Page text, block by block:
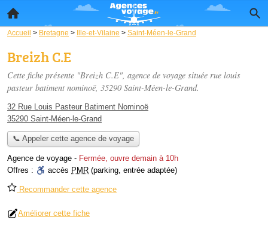
Accueil > Bretagne > Ille-et-Vilaine > Saint-Méen-le-Grand
Breizh C.E
Cette fiche présente "Breizh C.E", agence de voyage située rue louis
pasteur batiment nominoë, 35290 Saint-Méen-le-Grand.
32 Rue Louis Pasteur Batiment Nominoë
35290 Saint-Méen-le-Grand
📞 Appeler cette agence de voyage
Agence de voyage - Fermée, ouvre demain à 10h
Offres :
accès PMR (parking, entrée adaptée)
Recommander cette agence
Améliorer cette fiche